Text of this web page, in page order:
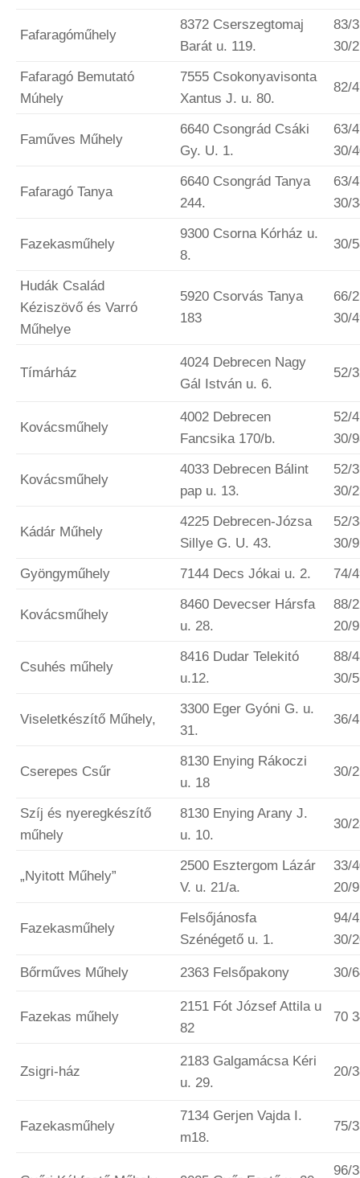
Fafaragóműhely
8372 Cserszegtomaj
Barát u. 119.
83/
30/
Fafaragó Bemutató
Múhely
7555 Csokonyavisonta
Xantus J. u. 80.
82/
Faműves Műhely
6640 Csongrád Csáki
Gy. U. 1.
63/
30/
Fafaragó Tanya
6640 Csongrád Tanya
244.
63/
30/
Fazekasműhely
9300 Csorna Kórház u.
8.
30/
Hudák Család
Kéziszövő és Varró
Műhelye
5920 Csorvás Tanya
183
66/
30/
Tímárház
4024 Debrecen Nagy
Gál István u. 6.
52/
Kovácsműhely
4002 Debrecen
Fancsika 170/b.
52/
30/
Kovácsműhely
4033 Debrecen Bálint
pap u. 13.
52/
30/
Kádár Műhely
4225 Debrecen-Józsa
Sillye G. U. 43.
52/
30/
Gyöngyműhely
7144 Decs Jókai u. 2. 74/
Kovácsműhely
8460 Devecser Hársfa
u. 28.
88/
20/
Csuhés műhely
8416 Dudar Telekitó
u.12.
88/
30/
Viseletkészítő Műhely,
3300 Eger Gyóni G. u.
31.
36/
Cserepes Csűr
8130 Enying Rákoczi
u. 18
30/
Szíj és nyeregkészítő
műhely
8130 Enying Arany J.
u. 10.
30/
„Nyitott Műhely”
2500 Esztergom Lázár
V. u. 21/a.
33/
20/
Fazekasműhely
Felsőjánosfa
Szénégető u. 1.
94/
30/
Bőrműves Műhely 2363 Felsőpakony 30/
Fazekas műhely
2151 Fót József Attila u
82
70
Zsigri-ház
2183 Galgamácsa Kéri
u. 29.
20/
Fazekasműhely
7134 Gerjen Vajda I.
m18.
75/
96/